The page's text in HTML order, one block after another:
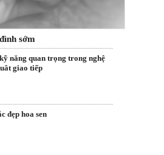
sớm
năng quan trọng trong nghệ
giao tiếp
đẹp hoa sen